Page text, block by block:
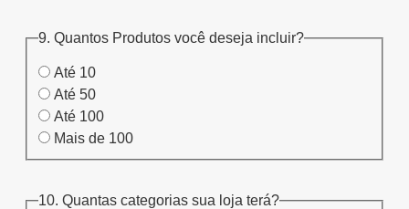
9. Quantos Produtos você deseja incluir?
Até 10
Até 50
Até 100
Mais de 100
10. Quantas categorias sua loja terá?